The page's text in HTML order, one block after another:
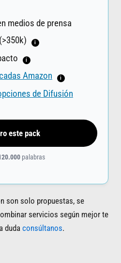
medios de prensa
i
i
Amazon i
de Difusión
este pack
palabras
son solo propuestas, se
servicios según mejor te
duda consúltanos.